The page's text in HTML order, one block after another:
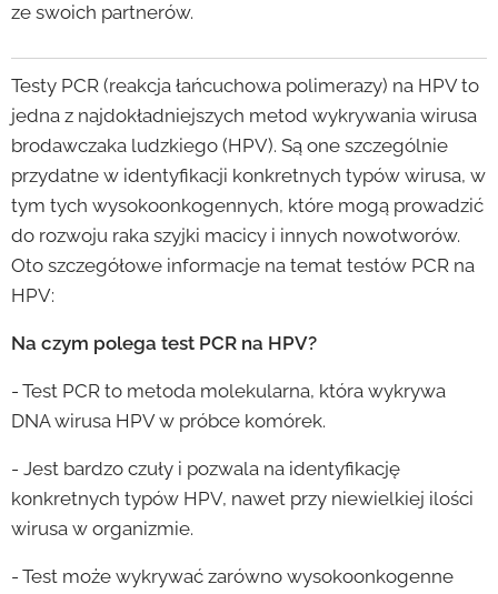
ze swoich partnerów.
Testy PCR (reakcja łańcuchowa polimerazy) na HPV to
jedna z najdokładniejszych metod wykrywania wirusa
brodawczaka ludzkiego (HPV). Są one szczególnie
przydatne w identyfikacji konkretnych typów wirusa, w
tym tych wysokoonkogennych, które mogą prowadzić
do rozwoju raka szyjki macicy i innych nowotworów.
Oto szczegółowe informacje na temat testów PCR na
HPV:
Na czym polega test PCR na HPV?
- Test PCR to metoda molekularna, która wykrywa
DNA wirusa HPV w próbce komórek.
- Jest bardzo czuły i pozwala na identyfikację
konkretnych typów HPV, nawet przy niewielkiej ilości
wirusa w organizmie.
- Test może wykrywać zarówno wysokoonkogenne